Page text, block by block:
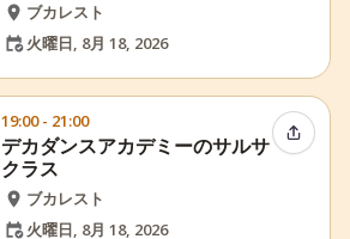
ブカレスト
火曜日, 8月 18, 2026
19:00 - 21:00
デカダンスアカデミーのサルサ
クラス
ブカレスト
火曜日, 8月 18, 2026
イベン